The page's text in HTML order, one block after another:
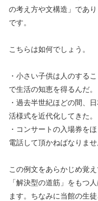
の考え方や文構造」であ
です。
こちらは如何でしょう。
・小さい子供は人のする
で生活の知恵を得るんだ。
・過去半世紀ほどの間、
活様式を近代化してきた。
・コンサートの入場券を
電話して頂かねばなりませ
この例文をあらかじめ覚
「解決型の道筋」をもつ
ます。ちなみに当館の生